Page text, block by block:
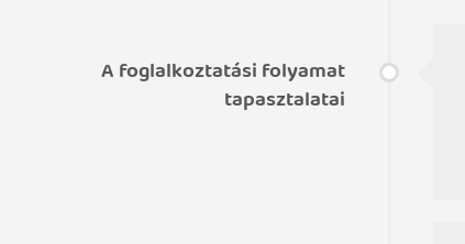
A foglalkoztatási folyamat
tapasztalatai